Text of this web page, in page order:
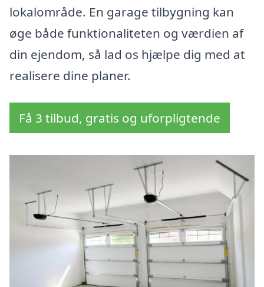
lokalområde. En garage tilbygning kan
øge både funktionaliteten og værdien af
din ejendom, så lad os hjælpe dig med at
realisere dine planer.
Få 3 tilbud, gratis og uforpligtende